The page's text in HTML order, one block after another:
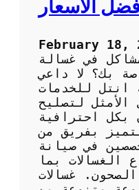
ي
ا
ت
ه
الاسعار
February 18,
في غسالة
بك؟ لا داعي
انتل للخدمات
لتصليح
بكل احترافية
بفريق من
في صيانة
الغسالات بما
غسالات